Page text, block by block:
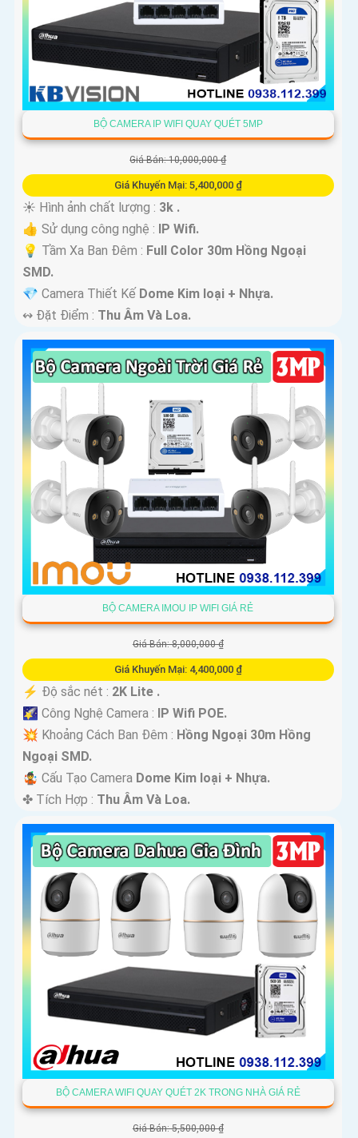
BỘ CAMERA IP WIFI QUAY QUÉT 5MP
Giá Bán: 10,000,000 ₫
Giá Khuyến Mại: 5,400,000 ₫
☀️ Hình ảnh chất lượng : 3k .
👍 Sử dụng công nghệ : IP Wifi.
💡 Tầm Xa Ban Đêm : Full Color 30m Hồng Ngoại
SMD.
💎 Camera Thiết Kế Dome Kim loại + Nhựa.
️↭ Đặt Điểm : Thu Âm Và Loa.
BỘ CAMERA IMOU IP WIFI GIÁ RẺ
Giá Bán: 8,000,000 ₫
Giá Khuyến Mại: 4,400,000 ₫
️⚡ Độ sắc nét : 2K Lite .
🌠 Công Nghệ Camera : IP Wifi POE.
💥 Khoảng Cách Ban Đêm : Hồng Ngoại 30m Hồng
Ngoại SMD.
🤹 Cấu Tạo Camera Dome Kim loại + Nhựa.
️✤ Tích Hợp : Thu Âm Và Loa.
BỘ CAMERA WIFI QUAY QUÉT 2K TRONG NHÀ GIÁ RẺ
Giá Bán: 5,500,000 ₫